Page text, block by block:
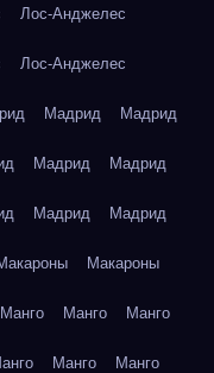
Лос-Анджелес
Лос-Анджелес
Мадрид Мадрид
Мадрид Мадрид
Мадрид Мадрид
Макароны
Манго Манго Манго
Манго Манго